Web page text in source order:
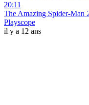
20:11
The Amazing Spider-Man
Playscope
il y a 12 ans